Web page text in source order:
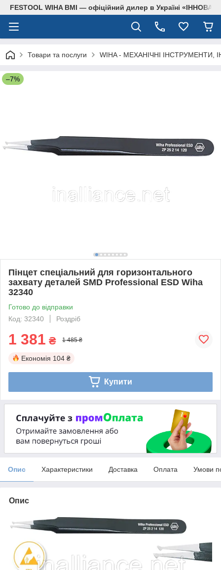
FESTOOL WIHA BMI — офіційний дилер в Україні
Товари та послуги WIHA - МЕХАНІЧНІ ІНСТРУМЕНТИ,
–7%
Пінцет спеціальний для горизонтального
захвату деталей SMD Professional ESD Wiha
32340
Готово до відправки
Код: 32340
Роздріб
1 381 ₴ 1 485 ₴
Економія 104 ₴
Купити
Опис Характеристики Доставка Оплата Умови
Опис